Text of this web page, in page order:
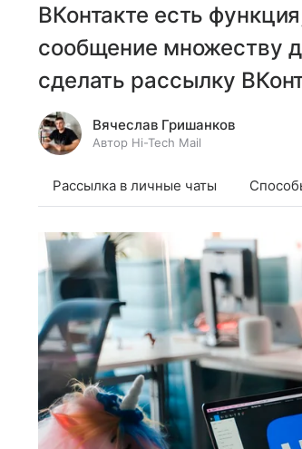
ВКонтакте есть
сообщение множеству
сделать рассылку
Вячеслав Гришанков
Автор Hi-Tech Mail
Рассылка в личные чаты